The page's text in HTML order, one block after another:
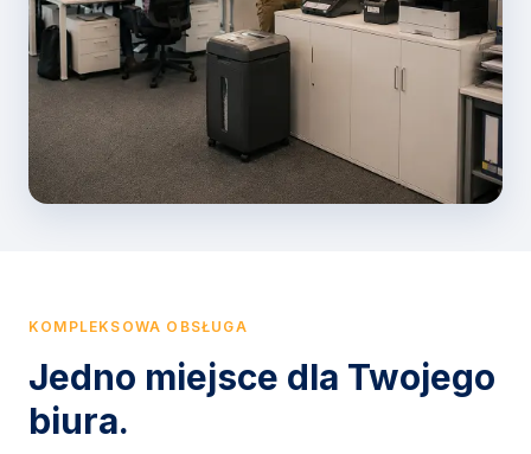
KOMPLEKSOWA OBSŁUGA
Jedno miejsce dla Twojego
biura.